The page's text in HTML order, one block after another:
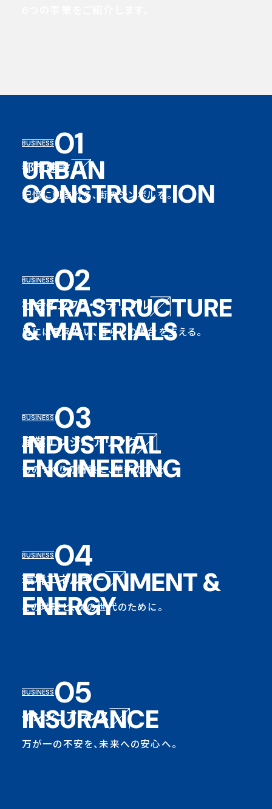
BUSINESS01
URBAN
CONSTRUCTION
都市建設
記憶に刻まれる、街のシンボルを。
BUSINESS02
INFRASTRUCTURE
&MATERIALS
社会インフラ・マテリアル
目には見えない、暮らしの土台を支える。
BUSINESS03
INDUSTRIAL
ENGINEERING
産業エンジニアリング
ものづくりの情熱に、革新の力を。
BUSINESS04
ENVIRONMENT &
ENERGY
環境エネルギー
この地球と、次の世代のために。
BUSINESS05
INSURANCE
インシュアランス
万が一の不安を、未来への安心へ。